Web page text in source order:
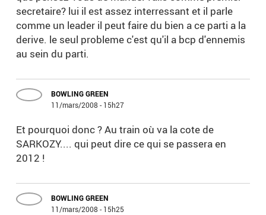
secretaire? lui il est assez interressant et il parle
comme un leader il peut faire du bien a ce parti a la
derive. le seul probleme c'est qu'il a bcp d'ennemis
au sein du parti.
BOWLING GREEN
11/mars/2008 - 15h27
Et pourquoi donc ? Au train où va la cote de
SARKOZY.... qui peut dire ce qui se passera en
2012 !
BOWLING GREEN
11/mars/2008 - 15h25